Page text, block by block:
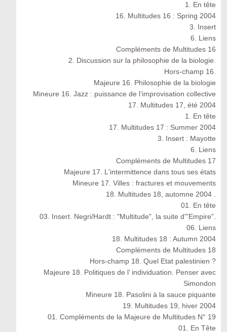
1. En tête
16. Multitudes 16 : Spring 2004
3. Insert
6. Liens
Compléments de Multitudes 16
2. Discussion sur la philosophie de la biologie.
Hors-champ 16.
Majeure 16. Philosophie de la biologie
Mineure 16. Jazz : puissance de l’improvisation collective
17. Multitudes 17, été 2004
1. En tête
17. Multitudes 17 : Summer 2004
3. Insert : Mayotte
6. Liens
Compléments de Multitudes 17
Majeure 17. L'intermittence dans tous ses états
Mineure 17. Villes : fractures et mouvements
18. Multitudes 18, automne 2004 .
01. En tête
03. Insert. Negri/Hardt : "Multitude", la suite d'"Empire".
06. Liens
18. Multitudes 18 : Autumn 2004
Compléments de Multitudes 18
Hors-champ 18. Quel Etat palestinien ?
Majeure 18. Politiques de l’ individuation. Penser avec
Simondon
Mineure 18. Pasolini à la sauce piquante
19. Multitudes 19, hiver 2004
01. Compléments de la Majeure de Multitudes N° 19
01. En Tête